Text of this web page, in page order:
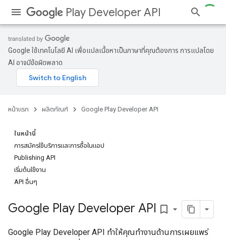
Play Developer API
Google ใช้เทคโนโลยี AI เพื่อแปลเนื้อหาเป็นภาษาที่คุณต้องการ การแปลโดย
AI อาจมีข้อผิดพลาด
หน้าแรก ผลิตภัณฑ์ Google Play Developer API
ในหน้านี้
การสมัครใช้บริการและการซื้อในแอป
Publishing API
เริ่มต้นใช้งาน
API อื่นๆ
Google Play Developer API bookmark_border
Google Play Developer API ทำให้คุณทำงานด้านการเผยแพร่